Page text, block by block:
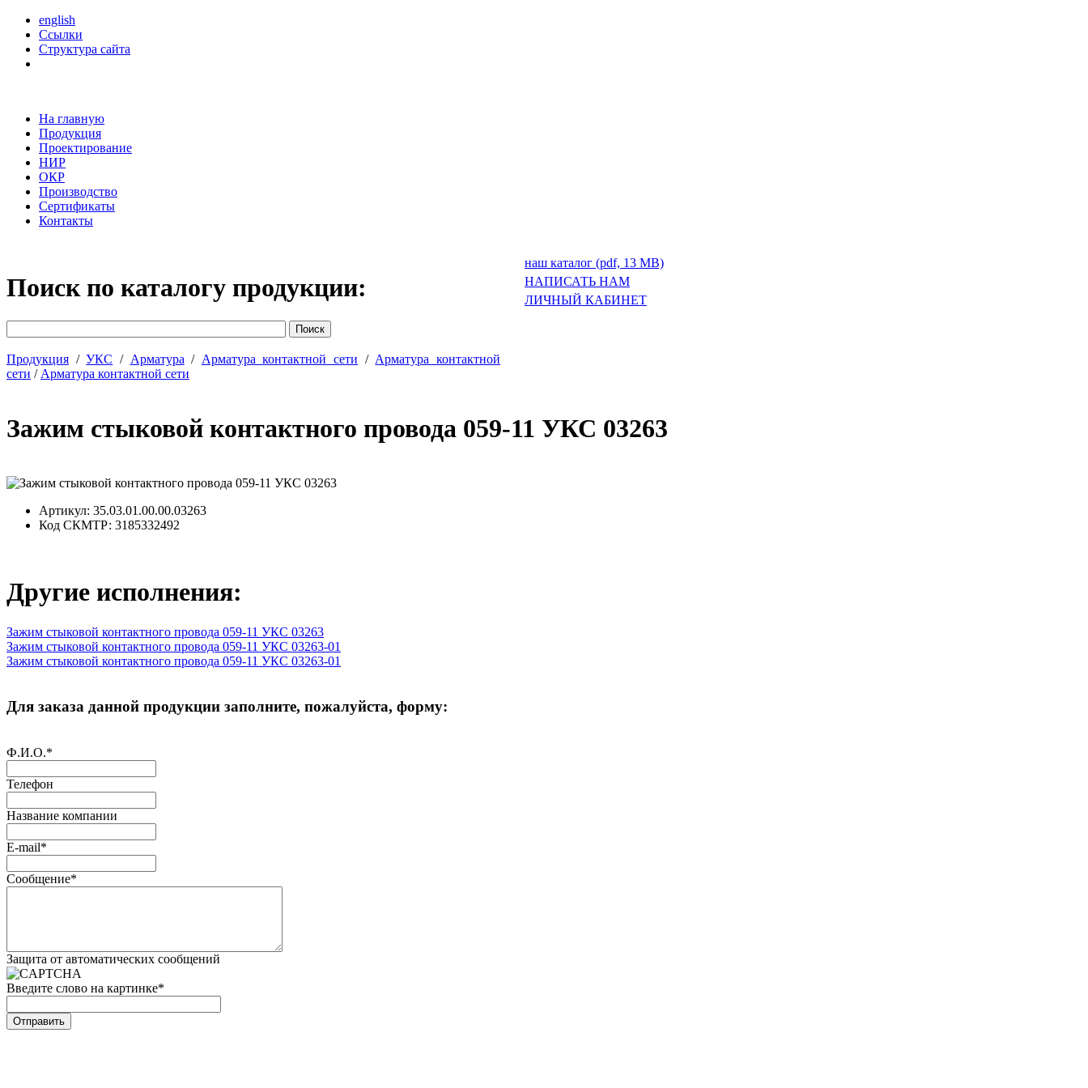
english
Ссылки
Структура сайта
На главную
Продукция
Проектирование
НИР
ОКР
Производство
Сертификаты
Контакты
Поиск по каталогу продукции:
Продукция /УКС / Арматура / Арматура контактной сети / Арматура контактной
сети / Арматура контактной сети
наш каталог (pdf, 13 MB)
НАПИСАТЬ НАМ
ЛИЧНЫЙ КАБИНЕТ
Зажим стыковой контактного провода 059-11 УКС 03263
Артикул: 35.03.01.00.00.03263
Код СКМТР: 3185332492
Другие исполнения:
Зажим стыковой контактного провода 059-11 УКС 03263
Зажим стыковой контактного провода 059-11 УКС 03263-01
Зажим стыковой контактного провода 059-11 УКС 03263-01
Для заказа данной продукции заполните, пожалуйста, форму:
Ф.И.О.*
Телефон
Название компании
E-mail*
Сообщение*
Защита от автоматических сообщений
Введите слово на картинке*